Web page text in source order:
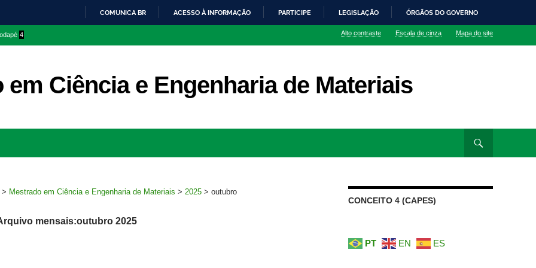
O
COMUNICA BR ACESSO À INFORMAÇÃO PARTICIPE LEGISLAÇÃO ÓRGÃOS DO GOVERNO
4 Alto contraste Escala de cinza Mapa do site
em Ciência e Engenharia de Materiais
> Mestrado em Ciência e Engenharia de Materiais > 2025 > outubro
mensais:outubro 2025
CONCEITO 4 (CAPES)
PT EN ES